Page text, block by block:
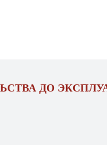
ДО